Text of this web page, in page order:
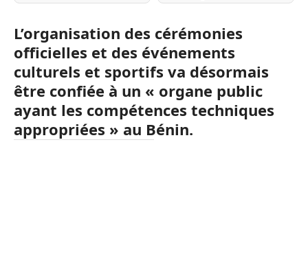
L’organisation des cérémonies
officielles et des événements
culturels et sportifs va désormais
être confiée à un « organe public
ayant les compétences techniques
appropriées » au Bénin.